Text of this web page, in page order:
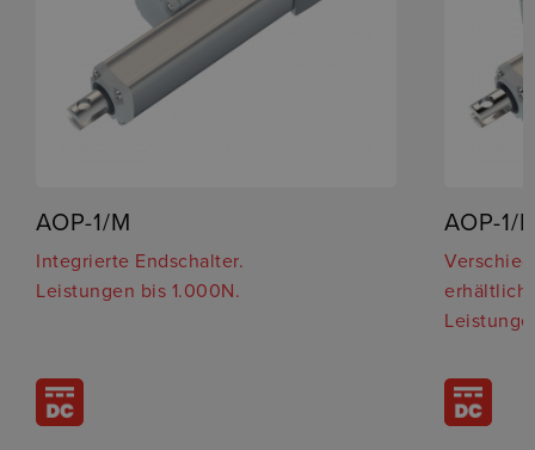
AOP-1/M
Integrierte Endschalter.
Leistungen bis 1.000N.
AOP-1/
erhältlich.